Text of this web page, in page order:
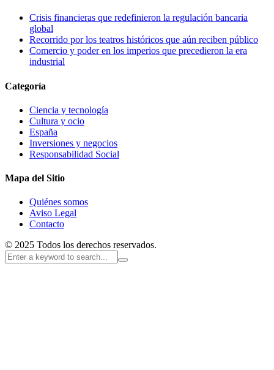
Crisis financieras que redefinieron la regulación bancaria
global
Recorrido por los teatros históricos que aún reciben público
Comercio y poder en los imperios que precedieron la era
industrial
Categoría
Ciencia y tecnología
Cultura y ocio
España
Inversiones y negocios
Responsabilidad Social
Mapa del Sitio
Quiénes somos
Aviso Legal
Contacto
© 2025 Todos los derechos reservados.